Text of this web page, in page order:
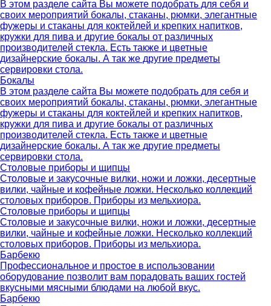
В этом разделе сайта Вы можете подобрать для себя и
своих мероприятий бокалы, стаканы, рюмки, элегантные
фужеры и стаканы для коктейлей и крепких напитков,
кружки для пива и другие бокалы от различных
производителей стекла. Есть также и цветные
дизайнерские бокалы. А так же другие предметы
сервировки стола.
Бокалы
В этом разделе сайта Вы можете подобрать для себя и
своих мероприятий бокалы, стаканы, рюмки, элегантные
фужеры и стаканы для коктейлей и крепких напитков,
кружки для пива и другие бокалы от различных
производителей стекла. Есть также и цветные
дизайнерские бокалы. А так же другие предметы
сервировки стола.
Столовые приборы и щипцы
Столовые и закусочные вилки, ножи и ложки, десертные
вилки, чайные и кофейные ложки. Несколько коллекций
столовых приборов. Приборы из мельхиора.
Столовые приборы и щипцы
Столовые и закусочные вилки, ножи и ложки, десертные
вилки, чайные и кофейные ложки. Несколько коллекций
столовых приборов. Приборы из мельхиора.
Барбекю
Профессиональное и простое в использовании
оборудование позволит вам порадовать ваших гостей
вкусными мясными блюдами на любой вкус.
Барбекю